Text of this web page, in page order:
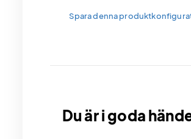
Spara denna
Du är i goda